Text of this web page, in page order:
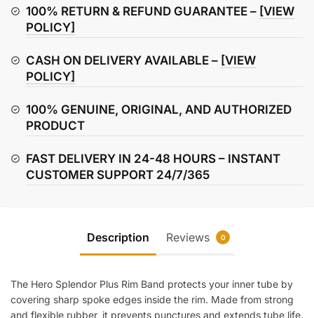
Band
quantity
100% RETURN & REFUND GUARANTEE – [VIEW
POLICY]
CASH ON DELIVERY AVAILABLE – [VIEW
POLICY]
100% GENUINE, ORIGINAL, AND AUTHORIZED
PRODUCT
FAST DELIVERY IN 24-48 HOURS – INSTANT
CUSTOMER SUPPORT 24/7/365
Description Reviews 0
The Hero Splendor Plus Rim Band protects your inner tube by
covering sharp spoke edges inside the rim. Made from strong
and flexible rubber, it prevents punctures and extends tube life.